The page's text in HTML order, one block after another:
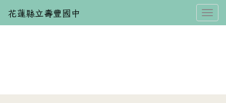
花蓮縣立壽豐國中